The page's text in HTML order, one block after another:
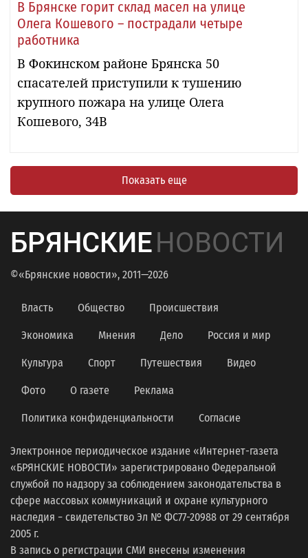
В Брянске горит склад масел на улице
Олега Кошевого – пострадали четыре
работника
В Фокинском районе Брянска 50
спасателей приступили к тушению
крупного пожара на улице Олега
Кошевого, 34В
Показать еще
БРЯНСКИЕНОВОСТИ
©«Брянские новости», 2011—2026
Власть Общество Происшествия
Экономика Мнения Дело Россия и мир
Культура Спорт Путешествия Видео
Фото О газете Реклама
Политика конфиденциальности Согласие
Электронное периодическое издание «Интернет-газета
«БРЯНСКИЕ НОВОСТИ» зарегистрировано Федеральной
службой по надзору за соблюдением законодательства в
сфере массовых коммуникаций и охране культурного
наследия − свидетельство Эл № ФС77-20988 от 29 сентября
2005 г.
В запись о регистрации СМИ внесены изменения